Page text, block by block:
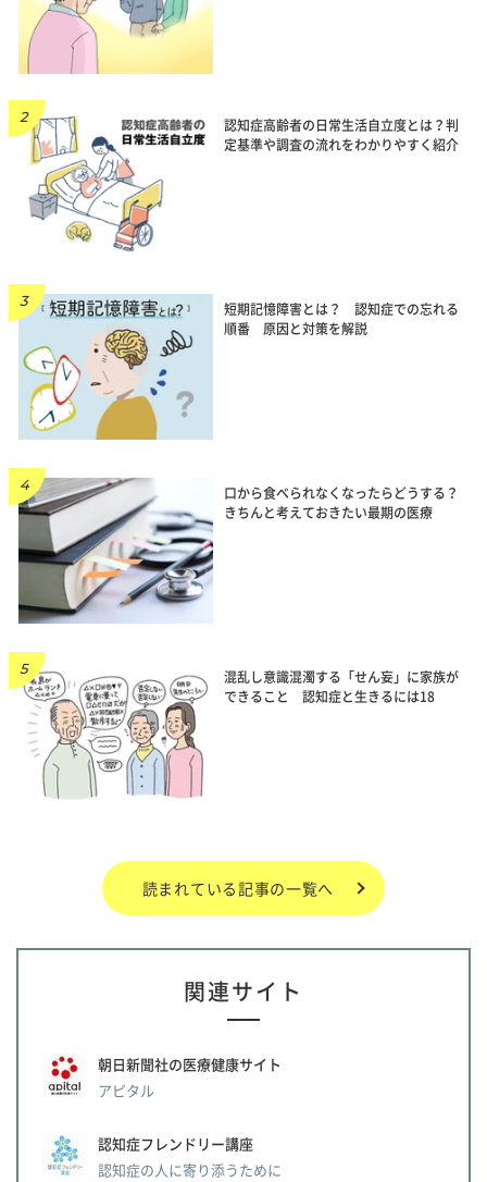
認知症高齢者の日常生活自立度とは？判
定基準や調査の流れをわかりやすく紹介
短期記憶障害とは？ 認知症での忘れる
順番 原因と対策を解説
口から食べられなくなったらどうする？
きちんと考えておきたい最期の医療
混乱し意識混濁する「せん妄」に家族が
できること 認知症と生きるには18
読まれている記事の一覧へ
関連サイト
朝日新聞社の医療健康サイト
アピタル
認知症フレンドリー講座
認知症の人に寄り添うために